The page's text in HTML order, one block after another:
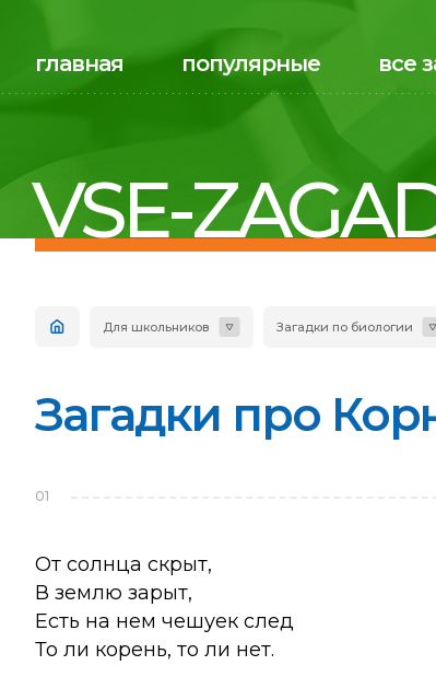
главная популярные все
VSE-
Для школьников Загадки по биологии
Загадки про
01
От солнца скрыт,
В землю зарыт,
Есть на нем чешуек след
То ли корень, то ли нет.